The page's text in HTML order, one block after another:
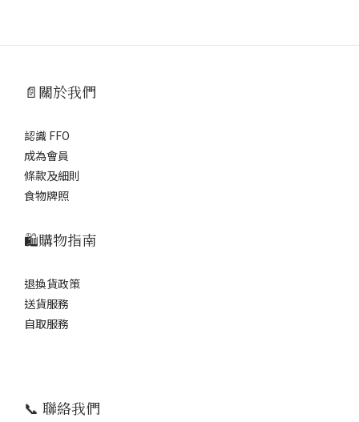
📄關於我們
認識 FFO
成為會員
條款及細則
食物牌照
🛍️購物指南
退換貨政策
送貨服務
自取服務
📞 聯絡我們